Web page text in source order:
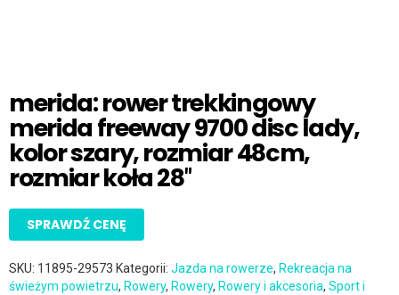
merida: rower trekkingowy
merida freeway 9700 disc lady,
kolor szary, rozmiar 48cm,
rozmiar koła 28″
SPRAWDŹ CENĘ
SKU: 11895-29573 Kategorii: Jazda na rowerze, Rekreacja na
świeżym powietrzu, Rowery, Rowery, Rowery i akcesoria, Sport i